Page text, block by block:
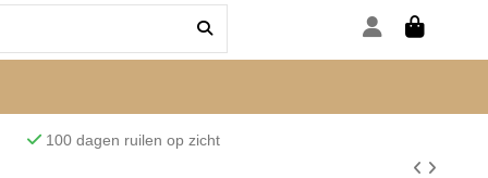
100 dagen ruilen op zicht